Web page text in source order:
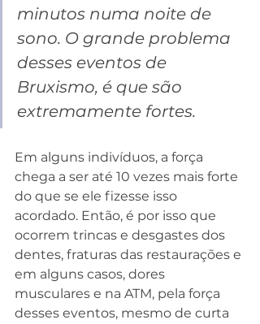
minutos numa noite de
sono. O grande problema
desses eventos de
Bruxismo, é que são
extremamente fortes.
Em alguns indivíduos, a força
chega a ser até 10 vezes mais forte
do que se ele fizesse isso
acordado. Então, é por isso que
ocorrem trincas e desgastes dos
dentes, fraturas das restaurações e
em alguns casos, dores
musculares e na ATM, pela força
desses eventos, mesmo de curta